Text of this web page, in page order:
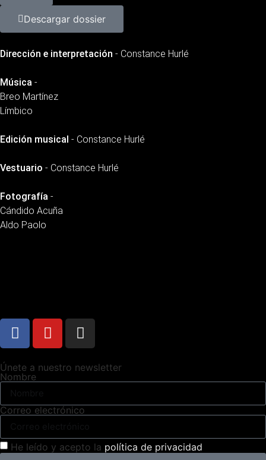
Descargar dossier
Dirección e interpretación - Constance Hurlé
Música -
Breo Martínez
Límbico
Edición musical - Constance Hurlé
Vestuario - Constance Hurlé
Fotografía -
Cándido Acuña
Aldo Paolo
Únete a nuestro newsletter
Nombre
Correo electrónico
He leído y acepto la política de privacidad